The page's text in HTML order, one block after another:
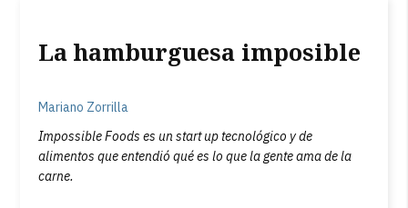
La hamburguesa imposible
Mariano Zorrilla
Impossible Foods es un start up tecnológico y de
alimentos que entendió qué es lo que la gente ama de la
carne.